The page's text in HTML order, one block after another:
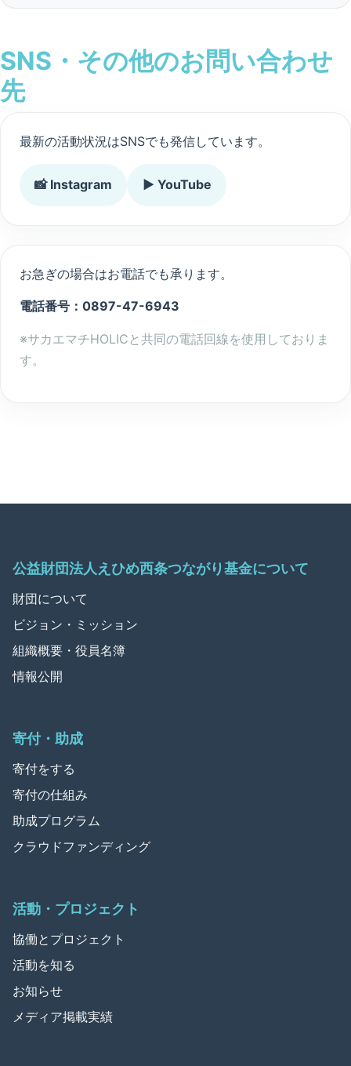
SNS・その他のお問い合わせ
先
最新の活動状況はSNSでも発信しています。
📸 Instagram ▶️ YouTube
お急ぎの場合はお電話でも承ります。
電話番号：0897-47-6943
※サカエマチHOLICと共同の電話回線を使用しておりま
す。
公益財団法人えひめ西条つながり基金について
財団について
ビジョン・ミッション
組織概要・役員名簿
情報公開
寄付・助成
寄付をする
寄付の仕組み
助成プログラム
クラウドファンディング
活動・プロジェクト
協働とプロジェクト
活動を知る
お知らせ
メディア掲載実績